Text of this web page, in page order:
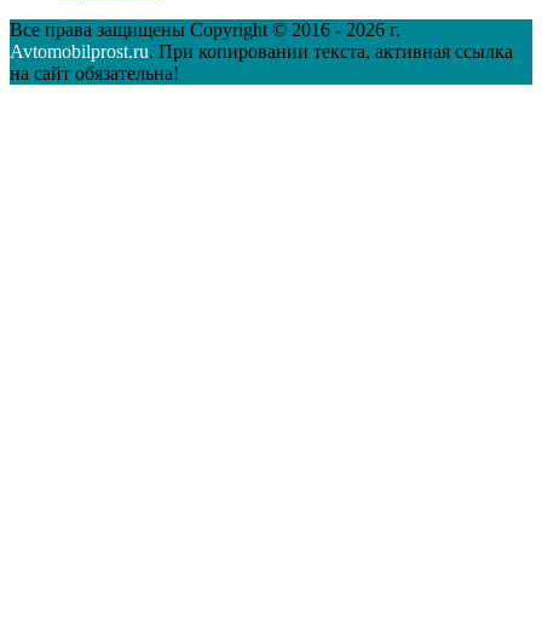
Все права защищены Copyright © 2016 - 2026 г.
Avtomobilprost.ru. При копировании текста, активная ссылка
на сайт обязательна!